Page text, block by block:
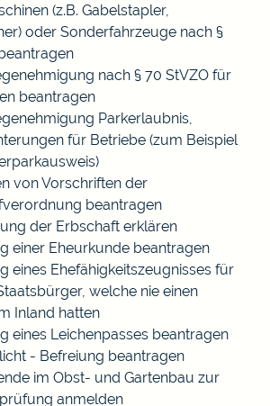
(z.B. Gabelstapler,
oder Sonderfahrzeuge nach §
nach § 70 StVZO für
beantragen
Parkerlaubnis,
für Betriebe (zum Beispiel
von Vorschriften der
beantragen
der Erbschaft erklären
einer Eheurkunde beantragen
eines Ehefähigkeitszeugnisses für
welche nie einen
Inland hatten
eines Leichenpasses beantragen
- Befreiung beantragen
im Obst- und Gartenbau zur
anmelden